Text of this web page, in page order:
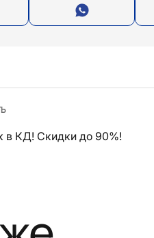
в КД! Скидки до 90%!